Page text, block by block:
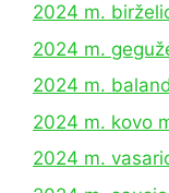
2024 m.
2024 m.
2024 m.
2024 m. kovo
2024 m.